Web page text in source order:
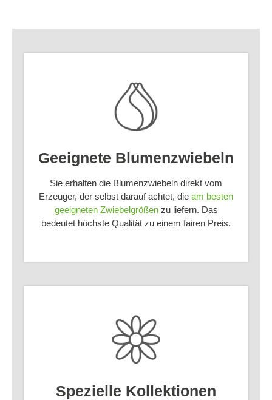
Geeignete Blumenzwiebeln
Sie erhalten die Blumenzwiebeln direkt vom
Erzeuger, der selbst darauf achtet, die am besten
geeigneten Zwiebelgrößenzu liefern. Das
bedeutet höchste Qualität zu einem fairen Preis.
Spezielle Kollektionen